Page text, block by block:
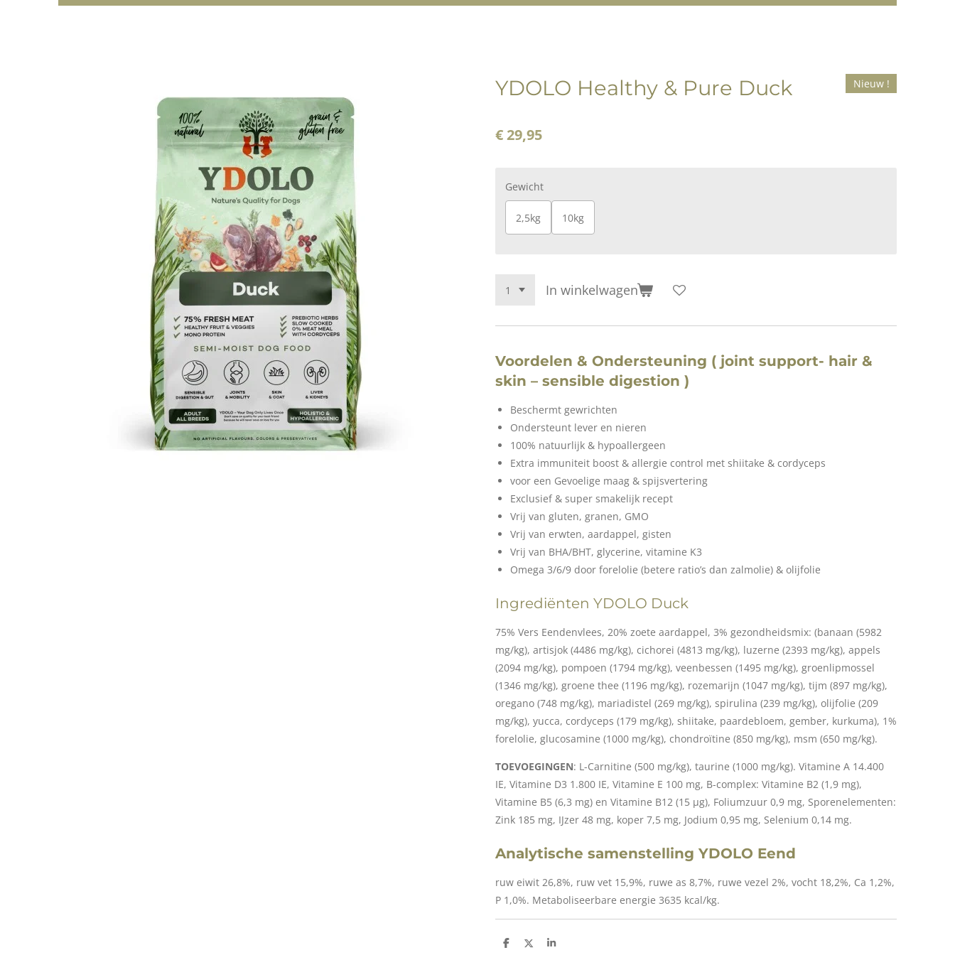
YDOLO Healthy & Pure Duck Nieuw !
€ 29,95
Gewicht
2,5kg 10kg
In winkelwagen
Voordelen & Ondersteuning ( joint support- hair &
skin – sensible digestion )
Beschermt gewrichten
Ondersteunt lever en nieren
100% natuurlijk & hypoallergeen
Extra immuniteit boost & allergie control met shiitake & cordyceps
voor een Gevoelige maag & spijsvertering
Exclusief & super smakelijk recept
Vrij van gluten, granen, GMO
Vrij van erwten, aardappel, gisten
Vrij van BHA/BHT, glycerine, vitamine K3
Omega 3/6/9 door forelolie (betere ratio’s dan zalmolie) & olijfolie
Ingrediënten YDOLO Duck
75% Vers Eendenvlees, 20% zoete aardappel, 3% gezondheidsmix: (banaan (5982
mg/kg), artisjok (4486 mg/kg), cichorei (4813 mg/kg), luzerne (2393 mg/kg), appels
(2094 mg/kg), pompoen (1794 mg/kg), veenbessen (1495 mg/kg), groenlipmossel
(1346 mg/kg), groene thee (1196 mg/kg), rozemarijn (1047 mg/kg), tijm (897 mg/kg),
oregano (748 mg/kg), mariadistel (269 mg/kg), spirulina (239 mg/kg), olijfolie (209
mg/kg), yucca, cordyceps (179 mg/kg), shiitake, paardebloem, gember, kurkuma), 1%
forelolie, glucosamine (1000 mg/kg), chondroïtine (850 mg/kg), msm (650 mg/kg).
TOEVOEGINGEN: L-Carnitine (500 mg/kg), taurine (1000 mg/kg). Vitamine A 14.400
IE, Vitamine D3 1.800 IE, Vitamine E 100 mg, B-complex: Vitamine B2 (1,9 mg),
Vitamine B5 (6,3 mg) en Vitamine B12 (15 µg), Foliumzuur 0,9 mg, Sporenelementen:
Zink 185 mg, IJzer 48 mg, koper 7,5 mg, Jodium 0,95 mg, Selenium 0,14 mg.
Analytische samenstelling YDOLO Eend
ruw eiwit 26,8%, ruw vet 15,9%, ruwe as 8,7%, ruwe vezel 2%, vocht 18,2%, Ca 1,2%,
P 1,0%. Metaboliseerbare energie 3635 kcal/kg.
D
D
S